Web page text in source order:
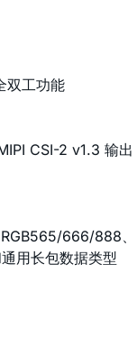
双工功能
CSI-2 v1.3 输出
666/888、
用长包数据类型